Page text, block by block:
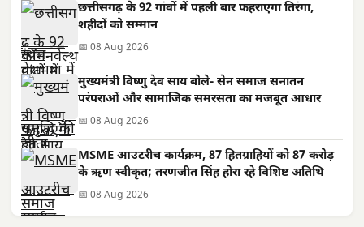
छत्तीसगढ़ के 92 गांवों में पहली बार फहराएगा तिरंगा,
शहीदों को सम्मान
📅 08 Aug 2026
मुख्यमंत्री विष्णु देव साय बोले- सेन समाज सनातन
परंपराओं और सामाजिक समरसता का मजबूत आधार
📅 08 Aug 2026
MSME आउटरीच कार्यक्रम, 87 हितग्राहियों को 87 करोड़
के ऋण स्वीकृत; तरणजीत सिंह होरा रहे विशिष्ट अतिथि
📅 08 Aug 2026